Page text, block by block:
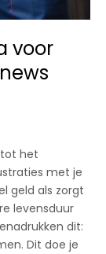
voor
het
met je
geld als zorgt
levensduur
dit:
Dit doe je